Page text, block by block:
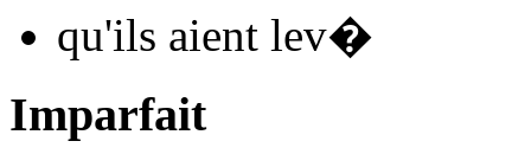
qu'ils aient lev�
Imparfait